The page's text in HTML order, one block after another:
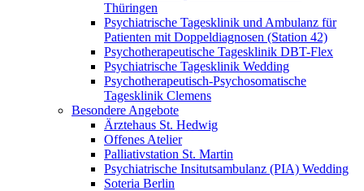
Thüringen
Psychiatrische Tagesklinik und Ambulanz für
Patienten mit Doppeldiagnosen (Station 42)
Psychotherapeutische Tagesklinik DBT-Flex
Psychiatrische Tagesklinik Wedding
Psychotherapeutisch-Psychosomatische
Tagesklinik Clemens
Besondere Angebote
Ärztehaus St. Hedwig
Offenes Atelier
Palliativstation St. Martin
Psychiatrische Insitutsambulanz (PIA) Wedding
Soteria Berlin